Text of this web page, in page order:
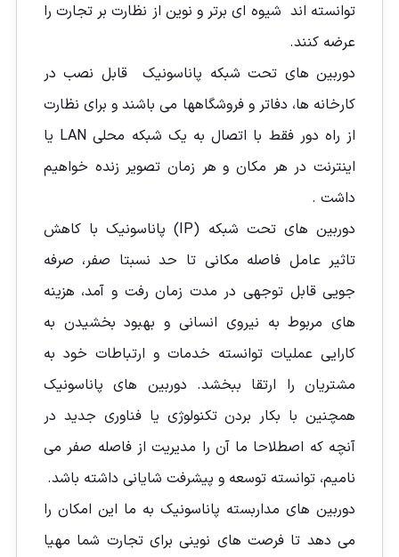
توانسته اند شیوه ای برتر و نوین از نظارت بر تجارت را
عرضه کنند.
دوربین های تحت شبکه پاناسونیک قابل نصب در
کارخانه ها، دفاتر و فروشگاهها می باشند و برای نظارت
از راه دور فقط با اتصال به یک شبکه محلی LAN یا
اینترنت در هر مکان و هر زمان تصویر زنده خواهيم
داشت .
دوربین های تحت شبکه (IP) پاناسونیک با کاهش
تاثیر عامل فاصله مکانی تا حد نسبتا صفر، صرفه
جویی قابل توجهی در مدت زمان رفت و آمد، هزینه
های مربوط به نیروی انسانی و بهبود بخشیدن به
کارایی عملیات توانسته خدمات و ارتباطات خود به
مشتریان را ارتقا ببخشد. دوربین های پاناسونیک
همچنین با بکار بردن تکنولوژی یا فناوری جدید در
آنچه که اصطلاحا ما آن را مدیریت از فاصله صفر می
نامیم، توانسته توسعه و پیشرفت شایانی داشته باشد.
دوربین های مداربسته پاناسونیک به ما این امکان را
می دهد تا فرصت های نوینی برای تجارت شما مهیا